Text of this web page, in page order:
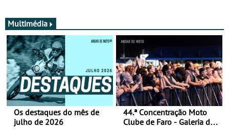
falar disso
Multimédia
Os destaques do mês de
julho de 2026
44.ª Concentração Moto
Clube de Faro - Galeria de